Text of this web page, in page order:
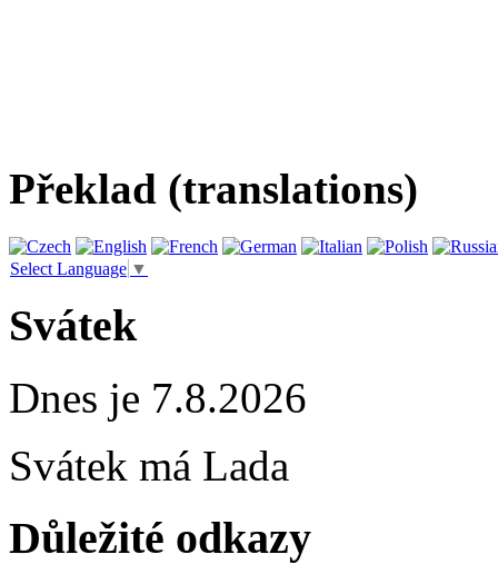
Překlad (translations)
Select Language ▼
Svátek
Dnes je 7.8.2026
Svátek má Lada
Důležité odkazy